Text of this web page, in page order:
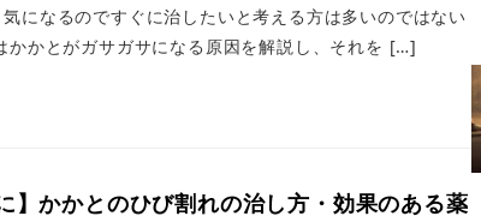
になるのですぐに治したいと考える方は多いのではない
かかとがガサガサになる原因を解説し、それを […]
】かかとのひび割れの治し方・効果のある薬